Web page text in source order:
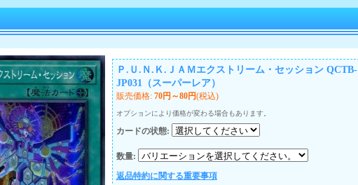
Ｐ.Ｕ.Ｎ.Ｋ.ＪＡＭエクストリーム・セッション QCTB-
JP031（スーパーレア）
販売価格: 70円～80円(税込)
オプションにより価格が変わる場合もあります。
カードの状態:
数量:
返品特約に関する重要事項